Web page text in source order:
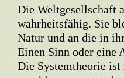
Die Weltgesellschaft
wahrheitsfähig. Sie
Natur und an die in
Einen Sinn oder eine
Die Systemtheorie